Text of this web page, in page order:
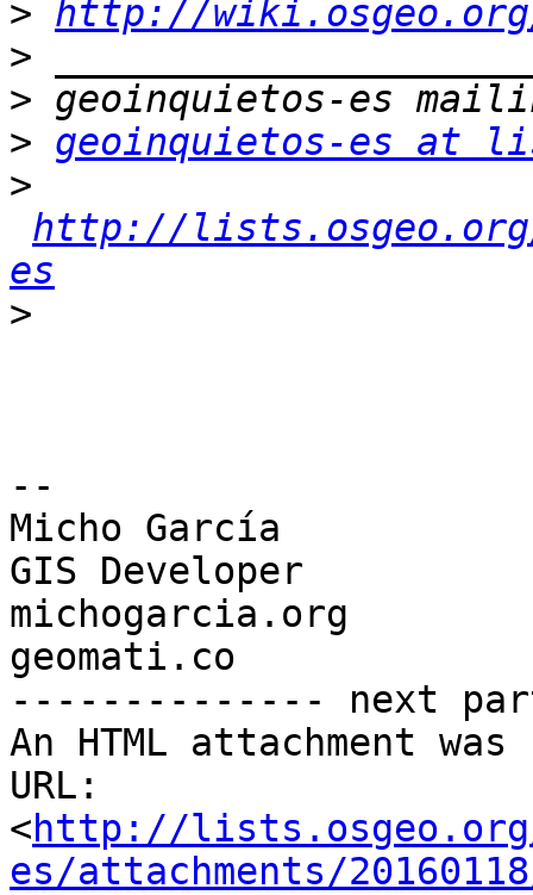
> http://
>
>
> geoinquietos-es at
>
http://
es
>
--
Micho García
GIS Developer
michogarcia.org
geomati.co
-------------- next
An HTML attachment
URL:
<http://
es/attachments/